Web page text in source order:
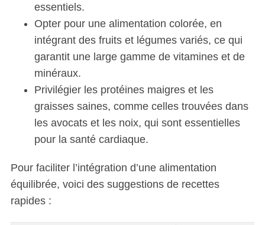
essentiels.
Opter pour une alimentation colorée, en
intégrant des fruits et légumes variés, ce qui
garantit une large gamme de vitamines et de
minéraux.
Privilégier les protéines maigres et les
graisses saines, comme celles trouvées dans
les avocats et les noix, qui sont essentielles
pour la santé cardiaque.
Pour faciliter l’intégration d’une alimentation
équilibrée, voici des suggestions de recettes
rapides :